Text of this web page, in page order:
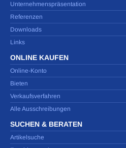
Unternehmenspräsentation
Referenzen
Downloads
Links
ONLINE KAUFEN
Online-Konto
Bieten
Verkaufsverfahren
Alle Ausschreibungen
SUCHEN & BERATEN
Artikelsuche